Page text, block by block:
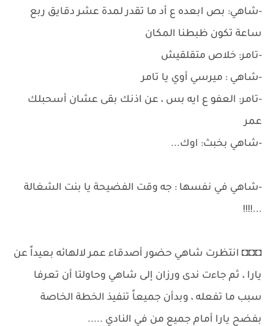
-شاهي: بص ابعده ع أد ما تقدر لمدة عشر دقايق ربع
ساعة تكون ظبطنا المكان
-تامر: خلاص متقلقيش
-شاهي : ميرسي أوي يا تامر
-تامر: العفو ع ايه بس ، عن اذنك بقى عشان أسحبلك
عمر
-شاهي بخبث: اوك...
-شاهي في نفسها : جه وقت الفضيحة يا بنت الشغالة
...!!!!
◘◘◘ انتظرت شاهي حضور أصدقاء عمر لالهائه بعيداً عن
يارا ، ثم جاءت ندى ورزان إلى شاهي وحاولتا أن تعرفا
سبب ما تفعله ، وبدأن جميعاً تنفيذ الخطة الخاصة
بفضح يارا أمام جميع من في النادي .....